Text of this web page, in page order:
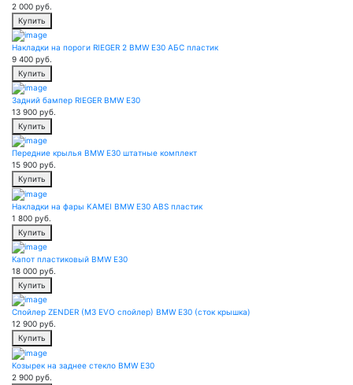
2 000 руб.
Купить
Накладки на пороги RIEGER 2 BMW E30 АБС пластик
9 400 руб.
Купить
Задний бампер RIEGER BMW E30
13 900 руб.
Купить
Передние крылья BMW E30 штатные комплект
15 900 руб.
Купить
Накладки на фары KAMEI BMW E30 ABS пластик
1 800 руб.
Купить
Капот пластиковый BMW E30
18 000 руб.
Купить
Спойлер ZENDER (M3 EVO спойлер) BMW E30 (сток крышка)
12 900 руб.
Купить
Козырек на заднее стекло BMW E30
2 900 руб.